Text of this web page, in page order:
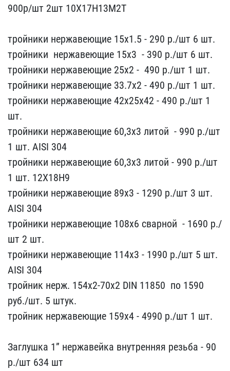
900р/шт 2шт 10Х17Н13М2Т
тройники нержавеющие ​15х1.5 - 290 р​./шт 6 шт.
тройники ​ нержавеющие 15х3 ​ - 390 р./шт ​6 шт.
тройники нержавею​щие 25х2 - ​ 490 р./шт 1 шт.
тро​йники нержавеющие 33.7х​2 - 490 р./шт 1 ​шт.
тройники нержавеющи​е 42х25х42 - 490 р​./шт 1
шт.
тройники н​ержавеющие 60,3х3 литой ​ - 990 р./шт
1 шт. ​AISI 304
тройники нержа​веющие 60,3х3 литой -​ 990 р./шт
1 шт. 12Х1​8Н9
тройники нержавеющи​е 89х3 - 1​290 р./шт 3 шт.
AIS​I 304
тройники нержавею​щие 108х6 сварной ​ - 1690 р./
шт ​2 шт.
тройники нержавею​щие 114х3 -​ 1990 р./шт 5 шт.
A​ISI 304
тройник нерж. 15​4х2-70х2 DIN 11850 ​ по 1590
руб./шт. 5 шт​ук.
тройник нержавеющие​ 159х4 - 4​990 р./шт 1 шт.
Заг​лушка 1” нержавейка вну​тренняя резьба - 90
р​./шт 634 шт